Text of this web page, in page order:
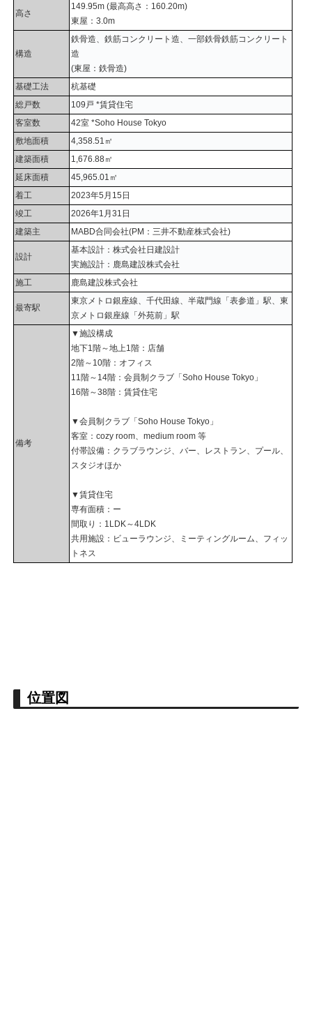
高さ
149.95m (最高高さ：160.20m)
東屋：3.0m
構造
鉄骨造、鉄筋コンクリート造、一部鉄骨鉄筋コンクリート
造
(東屋：鉄骨造)
基礎工法
杭基礎
総戸数
109戸 *賃貸住宅
客室数
42室 *Soho House Tokyo
敷地面積
4,358.51㎡
建築面積
1,676.88㎡
延床面積
45,965.01㎡
着工
2023年5月15日
竣工
2026年1月31日
建築主
MABD合同会社(PM：三井不動産株式会社)
設計
基本設計：株式会社日建設計
実施設計：鹿島建設株式会社
施工
鹿島建設株式会社
最寄駅
東京メトロ銀座線、千代田線、半蔵門線「表参道」駅、東
京メトロ銀座線「外苑前」駅
備考
▼施設構成
地下1階～地上1階：店舗
2階～10階：オフィス
11階～14階：会員制クラブ「Soho House Tokyo」
16階～38階：賃貸住宅
▼会員制クラブ「Soho House Tokyo」
客室：cozy room、medium room 等
付帯設備：クラブラウンジ、バー、レストラン、プール、
スタジオほか
▼賃貸住宅
専有面積：ー
間取り：1LDK～4LDK
共用施設：ビューラウンジ、ミーティングルーム、フィッ
トネス
位置図